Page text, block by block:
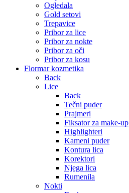
Ogledala
Gold setovi
Trepavice
Pribor za lice
Pribor za nokte
Pribor za oči
Pribor za kosu
Flormar kozmetika
Back
Lice
Back
Tečni puder
Prajmeri
Fiksator za make-up
Highlighteri
Kameni puder
Kontura lica
Korektori
Njega lica
Rumenila
Nokti